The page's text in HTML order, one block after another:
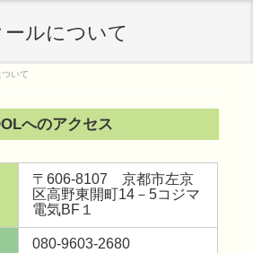
ルについて
いて
へのアクセス
〒606-8107 京都市左京
区高野東開町14－5コジマ
電気BF１
080-9603-2680